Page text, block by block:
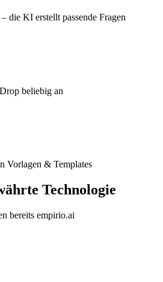
die KI erstellt passende Fragen
beliebig an
Vorlagen & Templates
Technologie
bereits empirio.ai